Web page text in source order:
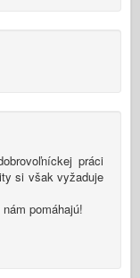
práci
si však vyžaduje
pomáhajú!